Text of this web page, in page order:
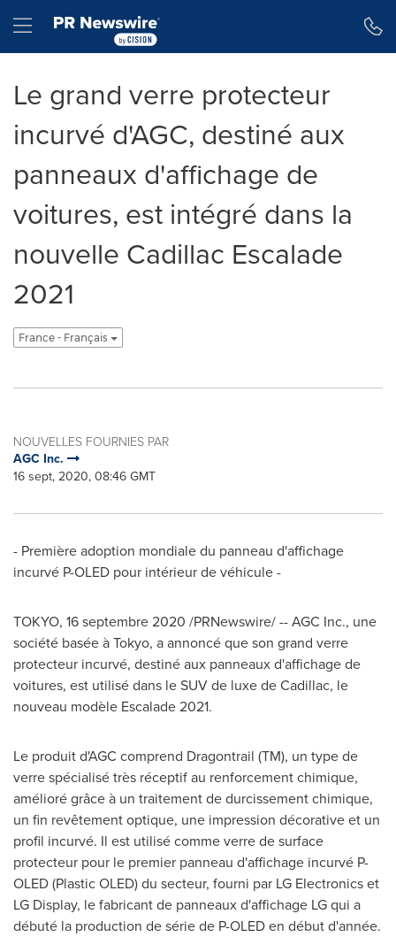
Hamburger menu
Le grand verre protecteur
incurvé d'AGC, destiné aux
panneaux d'affichage de
voitures, est intégré dans la
nouvelle Cadillac Escalade
2021
France - Français
NOUVELLES FOURNIES PAR
AGC Inc.
16 sept, 2020, 08:46 GMT
- Première adoption mondiale du panneau d'affichage
incurvé P-OLED pour intérieur de véhicule -
TOKYO, 16 septembre 2020 /PRNewswire/ -- AGC Inc., une
société basée àTokyo, a annoncé que son grand verre
protecteur incurvé, destiné aux panneaux d'affichage de
voitures, est utilisé dans le SUV de luxe de Cadillac, le
nouveau modèle Escalade 2021.
Le produit d'AGC comprend Dragontrail (TM), un type de
verre spécialisé très réceptif au renforcement chimique,
amélioré grâce à un traitement de durcissement chimique,
un fin revêtement optique, une impression décorative et un
profil incurvé. Il est utilisé comme verre de surface
protecteur pour le premier panneau d'affichage incurvé P-
OLED (Plastic OLED) du secteur, fourni par LG Electronics et
LG Display, le fabricant de panneaux d'affichage LG qui a
débuté la production de série de P-OLED en début d'année.